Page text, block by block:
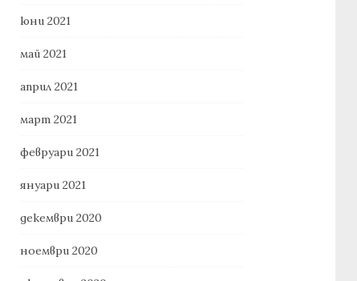
юни 2021
май 2021
април 2021
март 2021
февруари 2021
януари 2021
декември 2020
ноември 2020